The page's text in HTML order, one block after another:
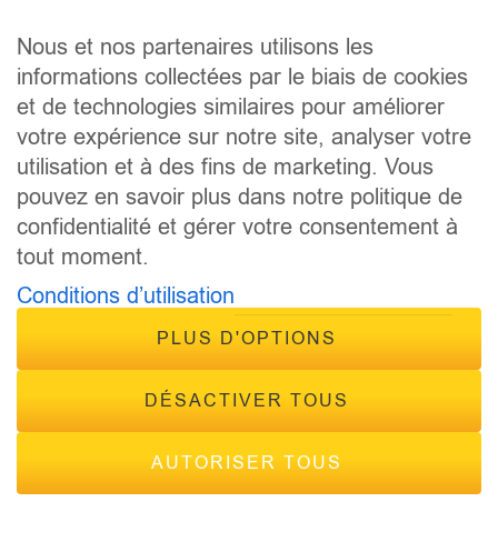
PODCAST
ÉMISSIONS
ANIMATEURS
ÉVÈNEMENTS
CONTACT
© 2026 - Tous droits réservés Inside Radio, site réalisé par
Nous et nos partenaires utilisons les
informations collectées par le biais de cookies
et de technologies similaires pour améliorer
votre expérience sur notre site, analyser votre
utilisation et à des fins de marketing. Vous
pouvez en savoir plus dans notre politique de
confidentialité et gérer votre consentement à
tout moment.
Conditions d’utilisation
PLUS D'OPTIONS
DÉSACTIVER TOUS
AUTORISER TOUS